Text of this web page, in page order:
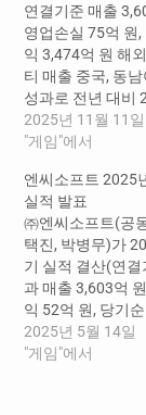
연결기준 매출
영업손실 75억 원,
익 3,474억 원 해
티 매출 중국, 동
성과로 전년 대비
··· 전체 매출 비중
타 2025에 최대 규
공간 마련하고 신
공개 ‘아이온2’ 11
시 한국, 대만 출시
2025년 11월 11일
"게임"에서
엔씨소프트 2025
실적 발표
㈜엔씨소프트(공
택진, 박병무)가
기 실적 결산(연결
과 매출 3,603억
익 52억 원, 당기
억 원을 기록했다.
분기 대비 12% 감
2025년 5월 14일
"게임"에서